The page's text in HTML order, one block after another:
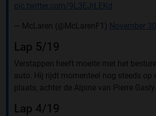
pic.twitter.com/9L3EJrLEKd
— McLaren (@McLarenF1) November
Lap 5/19
Verstappen heeft moeite met het
auto. Hij rijdt momenteel nog steeds op
plaats, achter de Alpine van Pierre Gasly.
Lap 4/19